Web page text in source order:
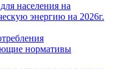
населения на
энергию на 2026г.
нормативы